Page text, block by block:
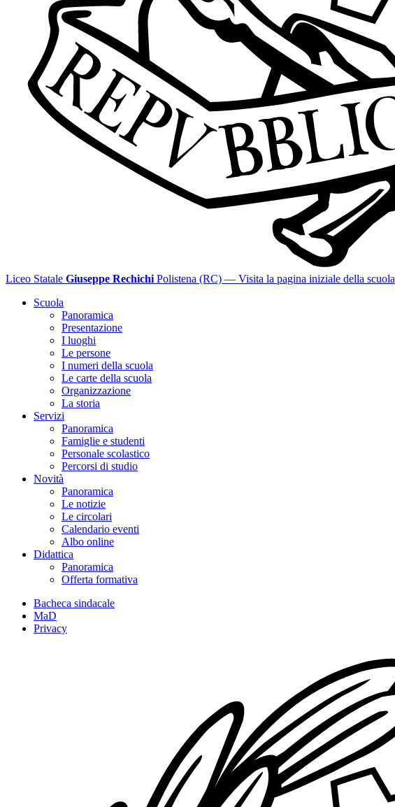
Liceo Statale Giuseppe Rechichi Polistena (RC) — Visita la pagina iniziale della scuola
Scuola
Panoramica
Presentazione
I luoghi
Le persone
I numeri della scuola
Le carte della scuola
Organizzazione
La storia
Servizi
Panoramica
Famiglie e studenti
Personale scolastico
Percorsi di studio
Novità
Panoramica
Le notizie
Le circolari
Calendario eventi
Albo online
Didattica
Panoramica
Offerta formativa
Bacheca sindacale
MaD
Privacy